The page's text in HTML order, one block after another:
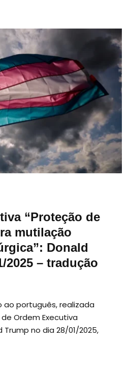
“Proteção de
mutilação
Donald
2025 – tradução
ao português, realizada
Ordem Executiva
no dia 28/01/2025,